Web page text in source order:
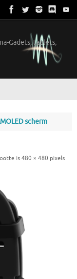
Gadets, tablets,
scherm
is480 × 480 pixels